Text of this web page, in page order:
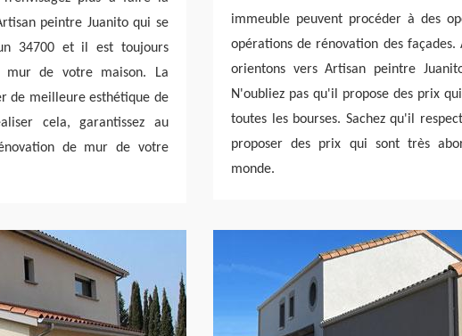
peintre Juanito qui se
34700 et il est toujours
mur de votre maison. La
de meilleure esthétique de
cela, garantissez au
de mur de votre
immeuble peuvent procéder à des
opérations de rénovation des
orientons vers Artisan peintre
N'oubliez pas qu'il propose des prix
toutes les bourses. Sachez qu'il
proposer des prix qui sont très
monde.